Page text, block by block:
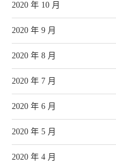
2020 年 10 月
2020 年 9 月
2020 年 8 月
2020 年 7 月
2020 年 6 月
2020 年 5 月
2020 年 4 月